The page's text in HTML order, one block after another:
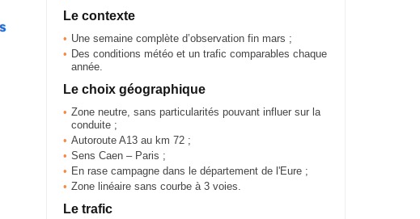
Le contexte
Une semaine complète d’observation fin mars ;
Des conditions météo et un trafic comparables chaque
année.
Le choix géographique
Zone neutre, sans particularités pouvant influer sur la
conduite ;
Autoroute A13 au km 72 ;
Sens Caen – Paris ;
En rase campagne dans le département de l'Eure ;
Zone linéaire sans courbe à 3 voies.
Le trafic